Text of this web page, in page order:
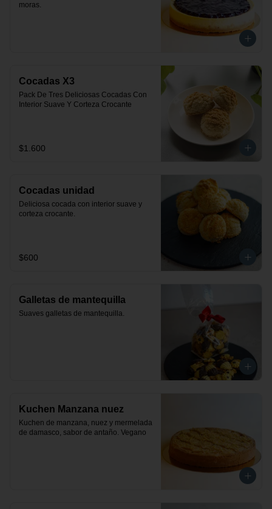
moras.
Cocadas X3
Pack De Tres Deliciosas Cocadas Con
Interior Suave Y Corteza Crocante
$1.600
Cocadas unidad
Deliciosa cocada con interior suave y
corteza crocante.
$600
Galletas de mantequilla
Suaves galletas de mantequilla.
Kuchen Manzana nuez
Kuchen de manzana, nuez y mermelada
de damasco, sabor de antaño. Vegano